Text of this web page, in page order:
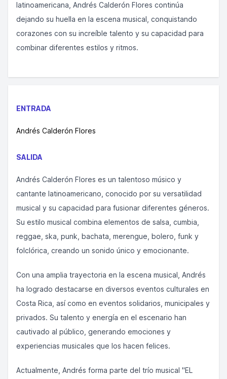
latinoamericana, Andrés Calderón Flores continúa
dejando su huella en la escena musical, conquistando
corazones con su increíble talento y su capacidad para
combinar diferentes estilos y ritmos.
ENTRADA
Andrés Calderón Flores
SALIDA
Andrés Calderón Flores es un talentoso músico y
cantante latinoamericano, conocido por su versatilidad
musical y su capacidad para fusionar diferentes géneros.
Su estilo musical combina elementos de salsa, cumbia,
reggae, ska, punk, bachata, merengue, bolero, funk y
folclórica, creando un sonido único y emocionante.
Con una amplia trayectoria en la escena musical, Andrés
ha logrado destacarse en diversos eventos culturales en
Costa Rica, así como en eventos solidarios, municipales y
privados. Su talento y energía en el escenario han
cautivado al público, generando emociones y
experiencias musicales que los hacen felices.
Actualmente, Andrés forma parte del trío musical "EL